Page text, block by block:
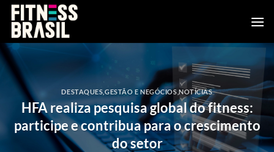
Skip
content
DESTAQUES ,GESTÃO E NEGÓCIOS ,NOTÍCIAS
HFA realiza pesquisa global do fitness:
participe e contribua para o crescimento
do setor